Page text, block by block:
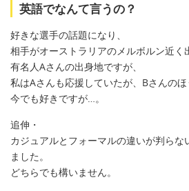
英語でなんて言うの？
好きな選手の話題になり、
相手がオーストラリアのメルボルン近く
有名人Aさんの出身地ですが、
私はAさんも応援していたが、Bさんのほ
今でも好きですが…。
追伸・
カジュアルとフォーマルの違いが判らな
ました。
どちらでも構いません。